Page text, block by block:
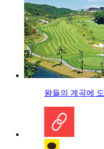
왕들의 계곡에